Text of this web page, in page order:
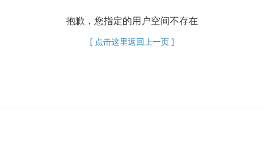
抱歉，您指定的用户空间不存在
[ 点击这里返回上一页 ]